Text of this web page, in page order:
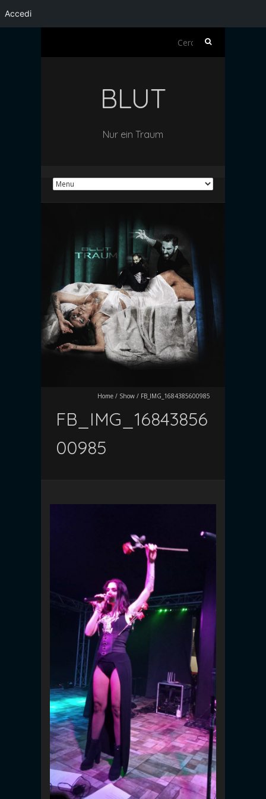
Accedi
Ricerca
BLUT
Nur ein Traum
Home / Show / FB_IMG_1684385600985
FB_IMG_16843856
00985